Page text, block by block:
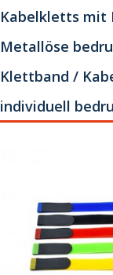
Kabelkletts mit
Metallöse
Klettband /
individuell